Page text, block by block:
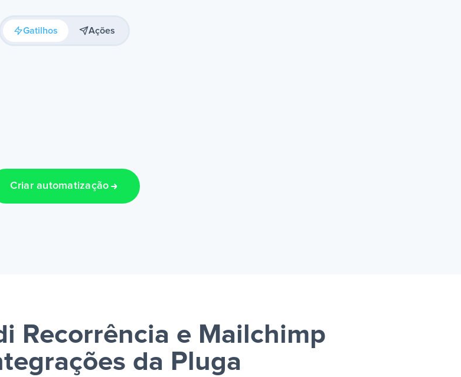
Gatilhos Ações
Criar automatização
Recorrência e Mailchimp
da Pluga